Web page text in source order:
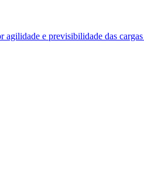
agilidade e previsibilidade das